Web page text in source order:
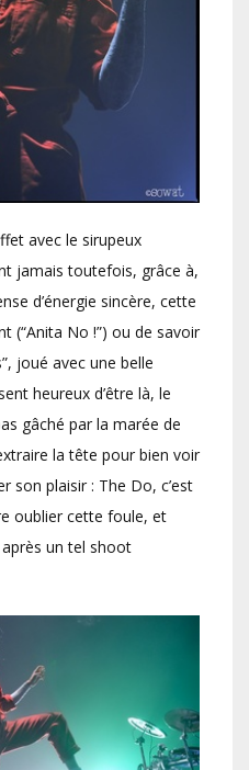
avec le sirupeux
jamais toutefois, grâce à,
d’énergie sincère, cette
(“Anita No !”) ou de savoir
joué avec une belle
heureux d’être là, le
gâché par la marée de
la tête pour bien voir
son plaisir : The Do, c’est
oublier cette foule, et
un tel shoot